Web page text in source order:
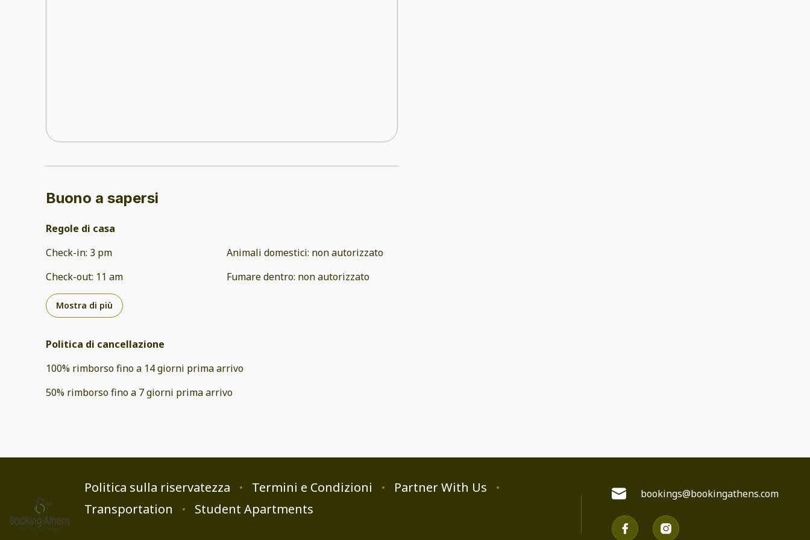
Buono a sapersi
Regole di casa
Check-in: 3 pm
Check-out: 11 am
Animali domestici: non autorizzato
Fumare dentro: non autorizzato
Mostra di più
Politica di cancellazione
100% rimborsofino a 14 giorni primaarrivo
50% rimborsofino a 7 giorni primaarrivo
Politica sulla riservatezza Termini e Condizioni
Partner With Us
Transportation
Student Apartments
bookings@bookingathens.com